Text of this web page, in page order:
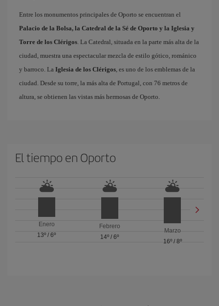
Entre los monumentos principales de Oporto se encuentran el
Palacio de la Bolsa, la Catedral de la Sé de Oporto y la Iglesia y
Torre de los Clérigos. La Catedral, situada en la parte más alta de la
ciudad, muestra una espectacular mezcla de estilo gótico, románico
y barroco. La Iglesia de los Clérigos, es uno de los emblemas de la
ciudad. Desde su torre, la más alta de Portugal, con 76 metros de
altura, se obtienen las vistas más hermosas de Oporto.
El tiempo en Oporto
Enero
13º /6º
Febrero
14º / 6º
Marzo
16º/ 8º